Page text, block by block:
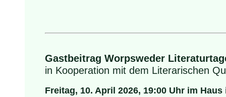
Gastbeitrag Worpsweder
in Kooperation mit dem Literarischen
Freitag, 10. April 2026, 19:00 Uhr im